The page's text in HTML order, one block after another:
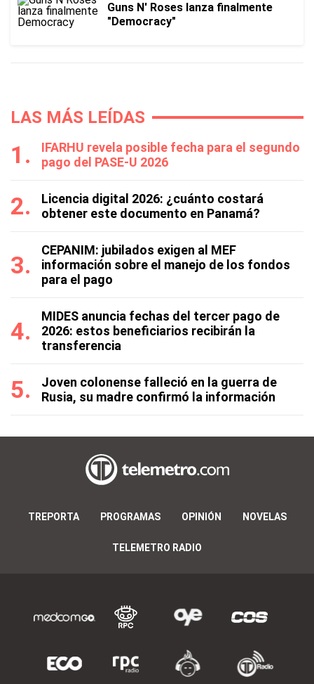
Guns N' Roses lanza finalmente
"Democracy"
LAS MÁS LEÍDAS
IFARHU revela posible fecha para el segundo
pago del PASE-U 2026
Licencia digital 2026: ¿cuánto costará
obtener este documento en Panamá?
CEPANIM: jubilados exigen al MEF
información sobre el manejo de los fondos
para el pago
MIDES anuncia fechas del tercer pago de
2026: estos beneficiarios recibirán la
transferencia
Joven colonense falleció en la guerra de
Rusia, su madre confirmó la información
TREPORTA PROGRAMAS OPINIÓN NOVELAS
TELEMETRO RADIO